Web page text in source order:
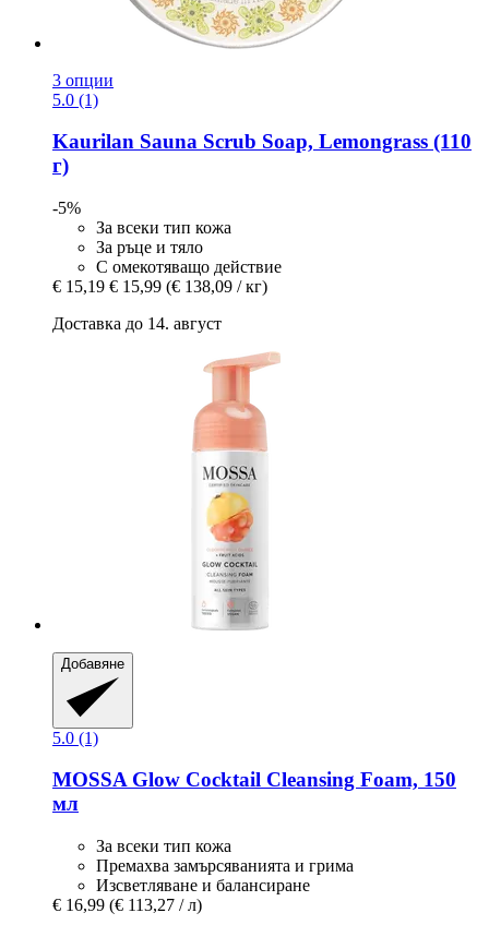
3 опции
5.0 (1)
Kaurilan Sauna Scrub Soap, Lemongrass (110
г)
-5%
За всеки тип кожа
За ръце и тяло
С омекотяващо действие
€ 15,19 € 15,99 (€ 138,09 / кг)
Доставка до 14. август
Добавяне
5.0 (1)
MOSSAGlow Cocktail Cleansing Foam, 150
мл
За всеки тип кожа
Премахва замърсяванията и грима
Изсветляване и балансиране
€ 16,99 (€ 113,27 / л)